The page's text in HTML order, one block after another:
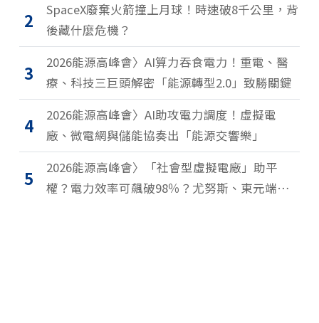
2
SpaceX廢棄火箭撞上月球！時速破8千公里，背
後藏什麼危機？
3
2026能源高峰會〉AI算力吞食電力！重電、醫
療、科技三巨頭解密「能源轉型2.0」致勝關鍵
4
2026能源高峰會〉AI助攻電力調度！虛擬電
廠、微電網與儲能協奏出「能源交響樂」
5
2026能源高峰會〉「社會型虛擬電廠」助平
權？電力效率可飆破98％？尤努斯、東元端能